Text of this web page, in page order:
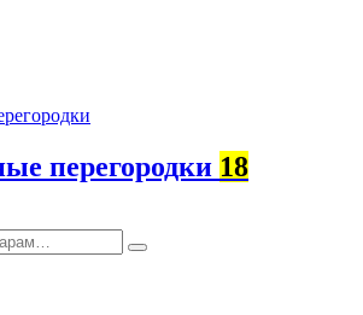
перегородки 18